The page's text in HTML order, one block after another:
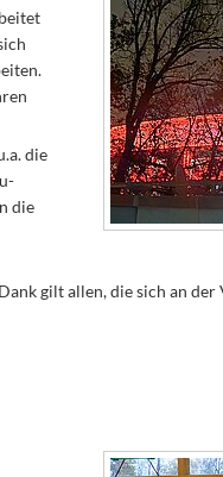
die
die
gilt allen, die sich an